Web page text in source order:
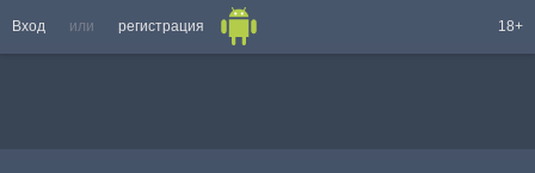
Вход или регистрация 18+